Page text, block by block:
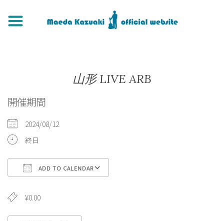
山形 LIVE ARB
開催期間
2024/08/12
終日
ADD TO CALENDAR
¥0.00